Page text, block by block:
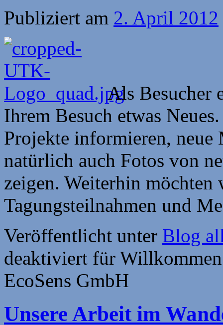
Publiziert am 2. April 2012
Als Besucher
Ihrem Besuch etwas
Projekte informieren, neue
natürlich auch Fotos von
zeigen. Weiterhin
Tagungsteilnahmen und
Veröffentlicht unter Blog
deaktiviert für
EcoSens GmbH
Unsere Arbeit im